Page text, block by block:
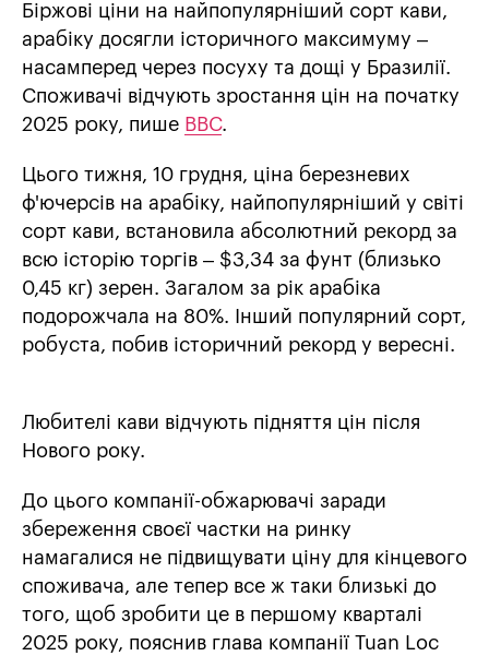
Біржові ціни на найпопулярніший сорт кави,
арабіку досягли історичного максимуму –
насамперед через посуху та дощі у Бразилії.
Споживачі відчують зростання цін на початку
2025 року, пише ВВС.
Цього тижня, 10 грудня, ціна березневих
ф'ючерсів на арабіку, найпопулярніший у світі
сорт кави, встановила абсолютний рекорд за
всю історію торгів – $3,34 за фунт (близько
0,45 кг) зерен. Загалом за рік арабіка
подорожчала на 80%. Інший популярний сорт,
робуста, побив історичний рекорд у вересні.
Любителі кави відчують підняття цін після
Нового року.
До цього компанії-обжарювачі заради
збереження своєї частки на ринку
намагалися не підвищувати ціну для кінцевого
споживача, але тепер все ж таки близькі до
того, щоб зробити це в першому кварталі
2025 року, пояснив глава компанії Tuan Loc